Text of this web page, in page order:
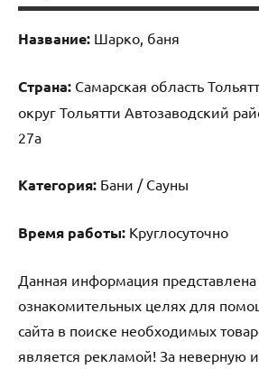
Название: Шарко, баня
Страна: Самарская область
округ Тольятти Автозаводский
27а
Категория: Бани / Сауны
Время работы: Круглосуточно
Данная информация
ознакомительных целях для
сайта в поиске необходимых
является рекламой! За неверную